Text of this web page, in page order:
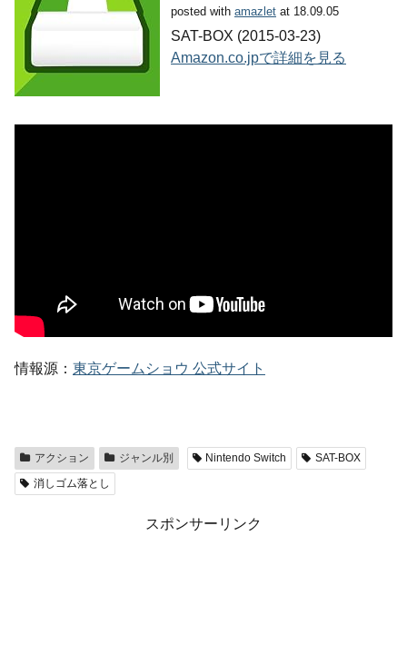
posted with amazlet at 18.09.05
SAT-BOX (2015-03-23)
Amazon.co.jpで詳細を見る
情報源： 東京ゲームショウ 公式サイト
アクション ジャンル別 Nintendo Switch
SAT-BOX
消しゴム落とし
スポンサーリンク